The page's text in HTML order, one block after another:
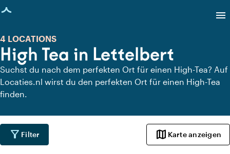
geladen
menu
High Tea in Lettelbert
4 LOCATIONS
Suchst du nach dem perfekten Ort für einen High-Tea? Auf
Locaties.nl wirst du den perfekten Ort für einen High-Tea
finden.
filter_alt Filter map Karte anzeigen